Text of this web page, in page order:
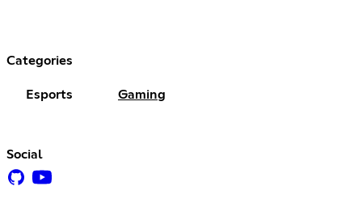
Categories
Esports Gaming
Social